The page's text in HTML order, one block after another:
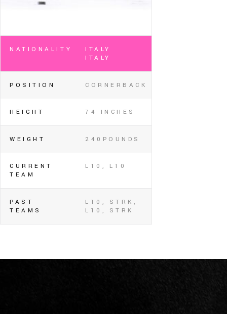
NATIONALITY
ITALY
ITALY
POSITION CORNERBACK
HEIGHT 74 INCHES
WEIGHT 240POUNDS
CURRENT
TEAM
L10, L10
PAST
TEAMS
L10, STRK,
L10, STRK